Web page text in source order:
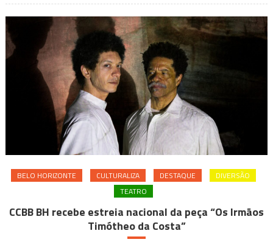
BELO HORIZONTE CULTURALIZA DESTAQUE
DIVERSÃO
TEATRO
CCBB BH recebe estreia nacional da peça “Os Irmãos
Timótheo da Costa”